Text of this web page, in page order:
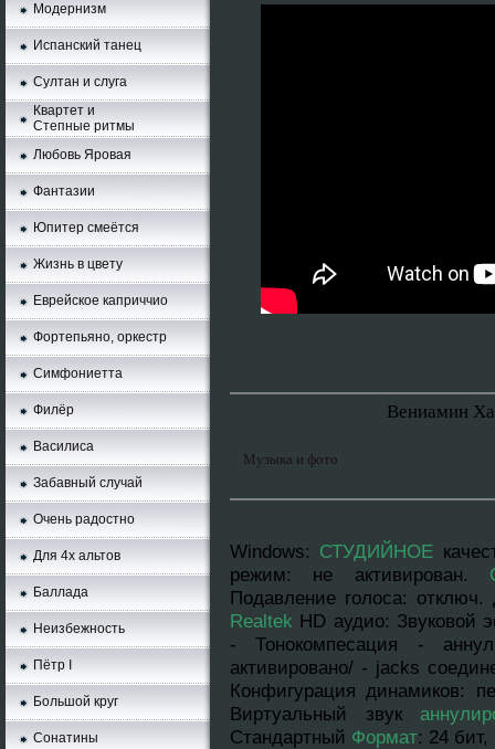
Moдернизм
Испанский танец
Султан и слуга
Квартет и
Степные ритмы
Любовь Яровая
Фантазии
Юпитер смеётся
Жизнь в цвету
Еврейское каприччио
Фортепьяно, оркестр
Симфониетта
Филёр
Василиса
Забавный случай
Очень радостно
Для 4х альтов
Баллада
Неизбежность
Пётр I
Большой круг
Сонатины
Вениамин
Музыка и фото
Windows: СТУДИЙНОЕ
режим: нe aктивирован.
Подавление голоса:
Realtek HD аудио: Звуковой
- Тонокомпесация -
активировано/ - jacks
Конфигурация динамиков:
Виртуальный звук
Стандартный Формат: 24 бит,